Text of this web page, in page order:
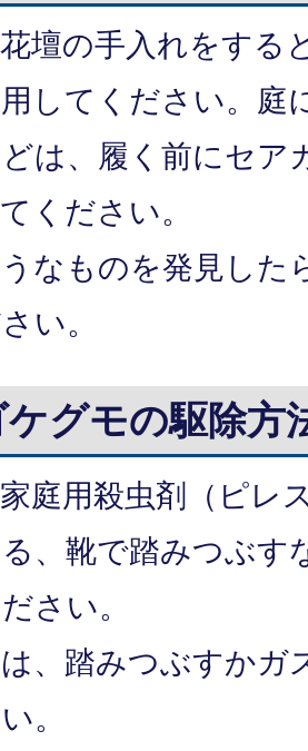
壇の手入れをする
してください。庭
は、履く前にセア
ください。
なものを発見した
い。
グモの駆除方
庭用殺虫剤（ピレ
、靴で踏みつぶす
さい。
、踏みつぶすかガ
。